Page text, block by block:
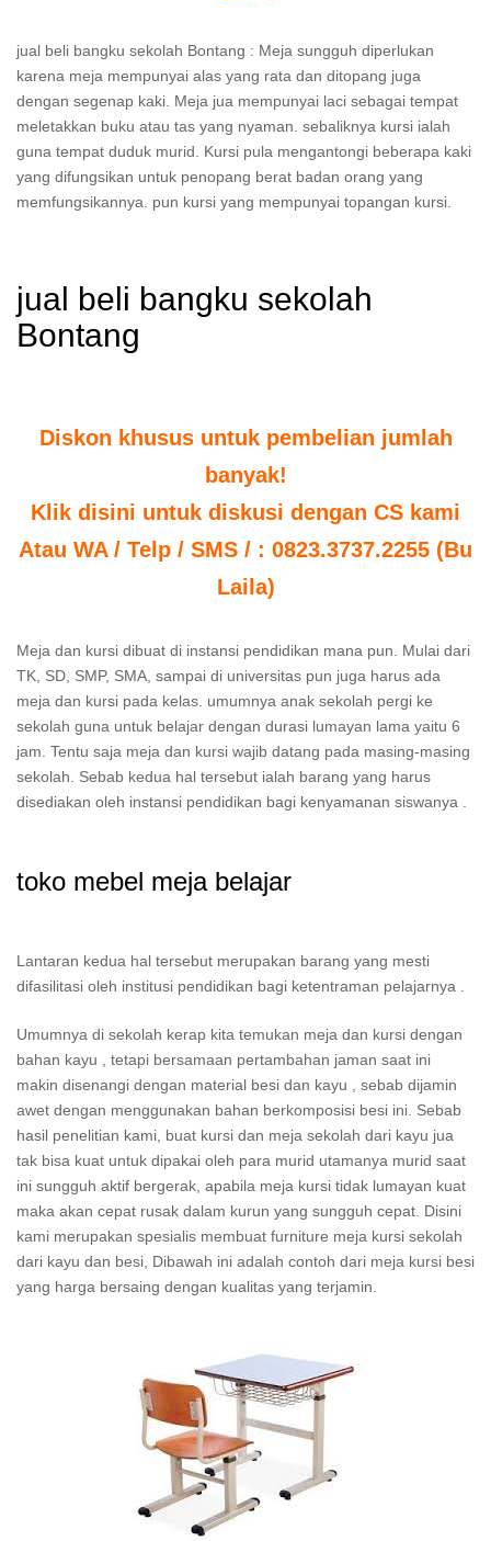
jual beli bangku sekolah Bontang : Meja sungguh diperlukan
karena meja mempunyai alas yang rata dan ditopang juga
dengan segenap kaki. Meja jua mempunyai laci sebagai tempat
meletakkan buku atau tas yang nyaman. sebaliknya kursi ialah
guna tempat duduk murid. Kursi pula mengantongi beberapa kaki
yang difungsikan untuk penopang berat badan orang yang
memfungsikannya. pun kursi yang mempunyai topangan kursi.
jual beli bangku sekolah
Bontang
Diskon khusus untuk pembelian jumlah
banyak!
Klik disini untuk diskusi dengan CS kami
Atau WA / Telp / SMS / : 0823.3737.2255 (Bu
Laila)
Meja dan kursi dibuat di instansi pendidikan mana pun. Mulai dari
TK, SD, SMP, SMA, sampai di universitas pun juga harus ada
meja dan kursi pada kelas. umumnya anak sekolah pergi ke
sekolah guna untuk belajar dengan durasi lumayan lama yaitu 6
jam. Tentu saja meja dan kursi wajib datang pada masing-masing
sekolah. Sebab kedua hal tersebut ialah barang yang harus
disediakan oleh instansi pendidikan bagi kenyamanan siswanya .
toko mebel meja belajar
Lantaran kedua hal tersebut merupakan barang yang mesti
difasilitasi oleh institusi pendidikan bagi ketentraman pelajarnya .
Umumnya di sekolah kerap kita temukan meja dan kursi dengan
bahan kayu , tetapi bersamaan pertambahan jaman saat ini
makin disenangi dengan material besi dan kayu , sebab dijamin
awet dengan menggunakan bahan berkomposisi besi ini. Sebab
hasil penelitian kami, buat kursi dan meja sekolah dari kayu jua
tak bisa kuat untuk dipakai oleh para murid utamanya murid saat
ini sungguh aktif bergerak, apabila meja kursi tidak lumayan kuat
maka akan cepat rusak dalam kurun yang sungguh cepat. Disini
kami merupakan spesialis membuat furniture meja kursi sekolah
dari kayu dan besi, Dibawah ini adalah contoh dari meja kursi besi
yang harga bersaing dengan kualitas yang terjamin.